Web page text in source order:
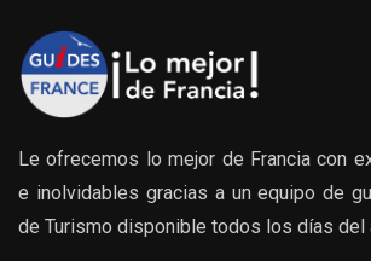
Le ofrecemos lo mejor de Francia con
e inolvidables gracias a un equipo de
de Turismo disponible todos los días del